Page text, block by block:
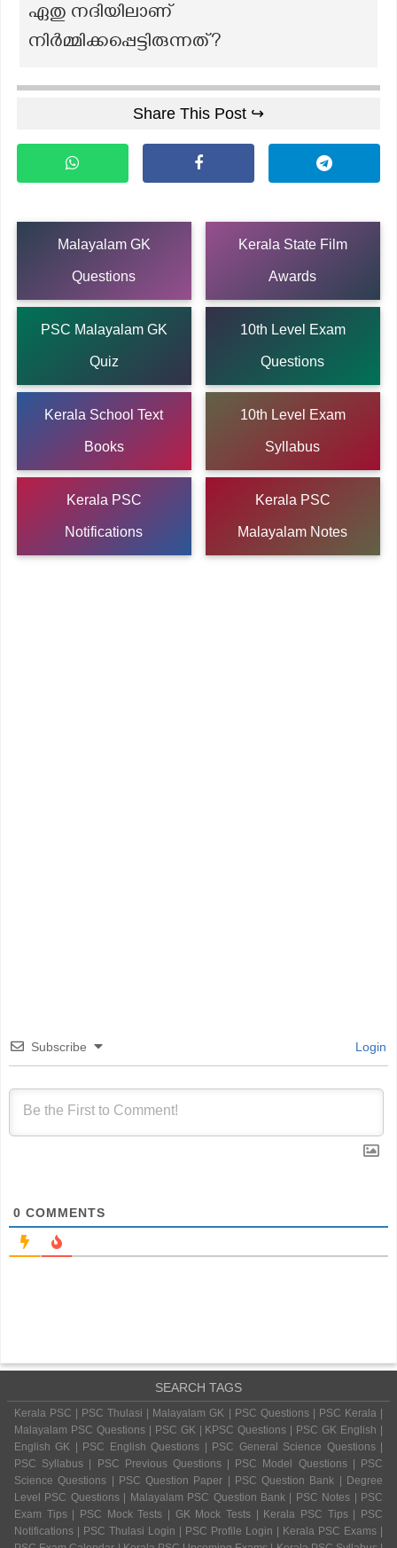
ഏതു നദിയിലാണ്
നിർമ്മിക്കപ്പെട്ടിരുന്നത്?
Share This Post ↪
Malayalam GK
Questions
Kerala State Film
Awards
PSC Malayalam GK
Quiz
10th Level Exam
Questions
Kerala School Text
Books
10th Level Exam
Syllabus
Kerala PSC
Notifications
Kerala PSC
Malayalam Notes
Subscribe Login
0 COMMENTS
SEARCH TAGS
Kerala PSC | PSC Thulasi | Malayalam GK | PSC Questions | PSC Kerala |
Malayalam PSC Questions | PSC GK | KPSC Questions | PSC GK English |
English GK | PSC English Questions | PSC General Science Questions |
PSC Syllabus | PSC Previous Questions | PSC Model Questions | PSC
Science Questions | PSC Question Paper | PSC Question Bank | Degree
Level PSC Questions | Malayalam PSC Question Bank | PSC Notes | PSC
Exam Tips | PSC Mock Tests | GK Mock Tests | Kerala PSC Tips | PSC
Notifications | PSC Thulasi Login | PSC Profile Login | Kerala PSC Exams |